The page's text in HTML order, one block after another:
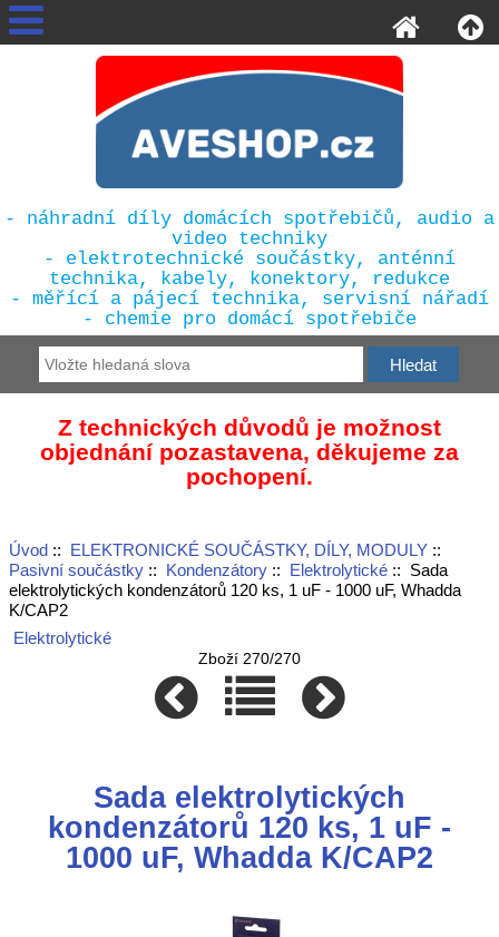
- náhradní díly domácích spotřebičů, audio a
video techniky
- elektrotechnické součástky, anténní
technika, kabely, konektory, redukce
- měřící a pájecí technika, servisní nářadí
- chemie pro domácí spotřebiče
Z technických důvodů je možnost
objednání pozastavena, děkujeme za
pochopení.
Úvod:: ELEKTRONICKÉ SOUČÁSTKY, DÍLY, MODULY::
Pasivní součástky:: Kondenzátory:: Elektrolytické:: Sada
elektrolytických kondenzátorů 120 ks, 1 uF - 1000 uF, Whadda
K/CAP2
Elektrolytické
Zboží 270/270
Sada elektrolytických
kondenzátorů 120 ks, 1 uF -
1000 uF, Whadda K/CAP2